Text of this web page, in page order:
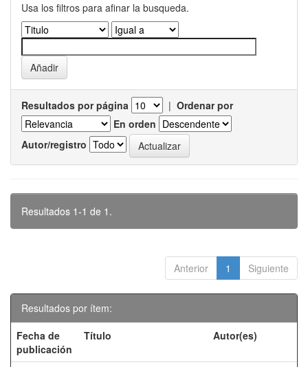
Usa los filtros para afinar la busqueda.
Resultados por página | Ordenar por
En orden
Autor/registro
Resultados 1-1 de 1.
Anterior 1 Siguiente
Resultados por ítem:
Fecha de
publicación
Título Autor(es)